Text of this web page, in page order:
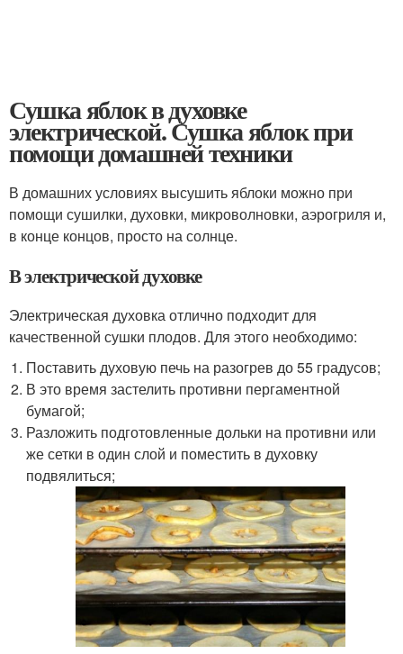
Сушка яблок в духовке
электрической. Сушка яблок при
помощи домашней техники
В домашних условиях высушить яблоки можно при
помощи сушилки, духовки, микроволновки, аэрогриля и,
в конце концов, просто на солнце.
В электрической духовке
Электрическая духовка отлично подходит для
качественной сушки плодов. Для этого необходимо:
Поставить духовую печь на разогрев до 55 градусов;
В это время застелить противни пергаментной
бумагой;
Разложить подготовленные дольки на противни или
же сетки в один слой и поместить в духовку
подвялиться;